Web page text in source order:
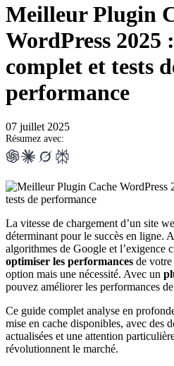
Meilleur Plugin
WordPress
complet et tests
performance
07 juillet 2025
Résumez avec:
La vitesse de chargement d’un site
déterminant pour le succès en ligne.
algorithmes de Google et l’exigence
optimiser les performances de votre
option mais une nécessité. Avec un
pouvez améliorer les performances
Ce guide complet analyse en
mise en cache disponibles, avec des
actualisées et une attention
révolutionnent le marché.